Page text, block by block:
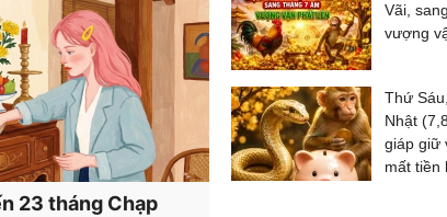
23 tháng Chạp
Vãi,
vượng
Thứ
Nhật
giáp giữ
mất tiền